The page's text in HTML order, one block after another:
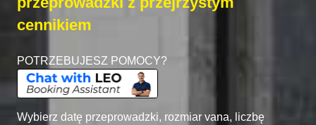
cennikiem
POTRZEBUJESZ POMOCY?
Wybierz datę przeprowadzki, rozmiar vana, liczbę